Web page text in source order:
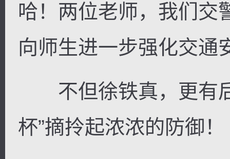
哈！两位老师，我们交
向师生进一步强化交通
不但徐铁真，更有后
杯”摘拎起浓浓的防御！